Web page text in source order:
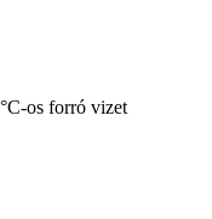
os forró vizet